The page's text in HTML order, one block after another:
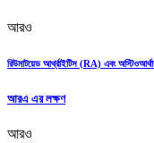
আরও
রিউমাটয়েড আর্থ্রাইটিস (RA) এবং
আরএ এর লক্ষণ
আরও